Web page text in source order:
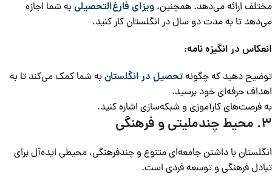
مختلف ارائه می‌دهد. همچنین، ویزای فارغ‌التحصیلی به شما اجازه
می‌دهد تا به مدت دو سال در انگلستان کار کنید.
انعکاس در انگیزه نامه:
توضیح دهید که چگونهتحصیل در انگلستان به شما کمک می‌کند تا به
اهداف حرفه‌ای خود برسید.
به فرصت‌های کارآموزی و شبکه‌سازی اشاره کنید.
۳. محیط چندملیتی و فرهنگی
انگلستان با داشتن جامعه‌ای متنوع و چندفرهنگی، محیطی ایده‌آل برای
تبادل فرهنگی و توسعه فردی است.